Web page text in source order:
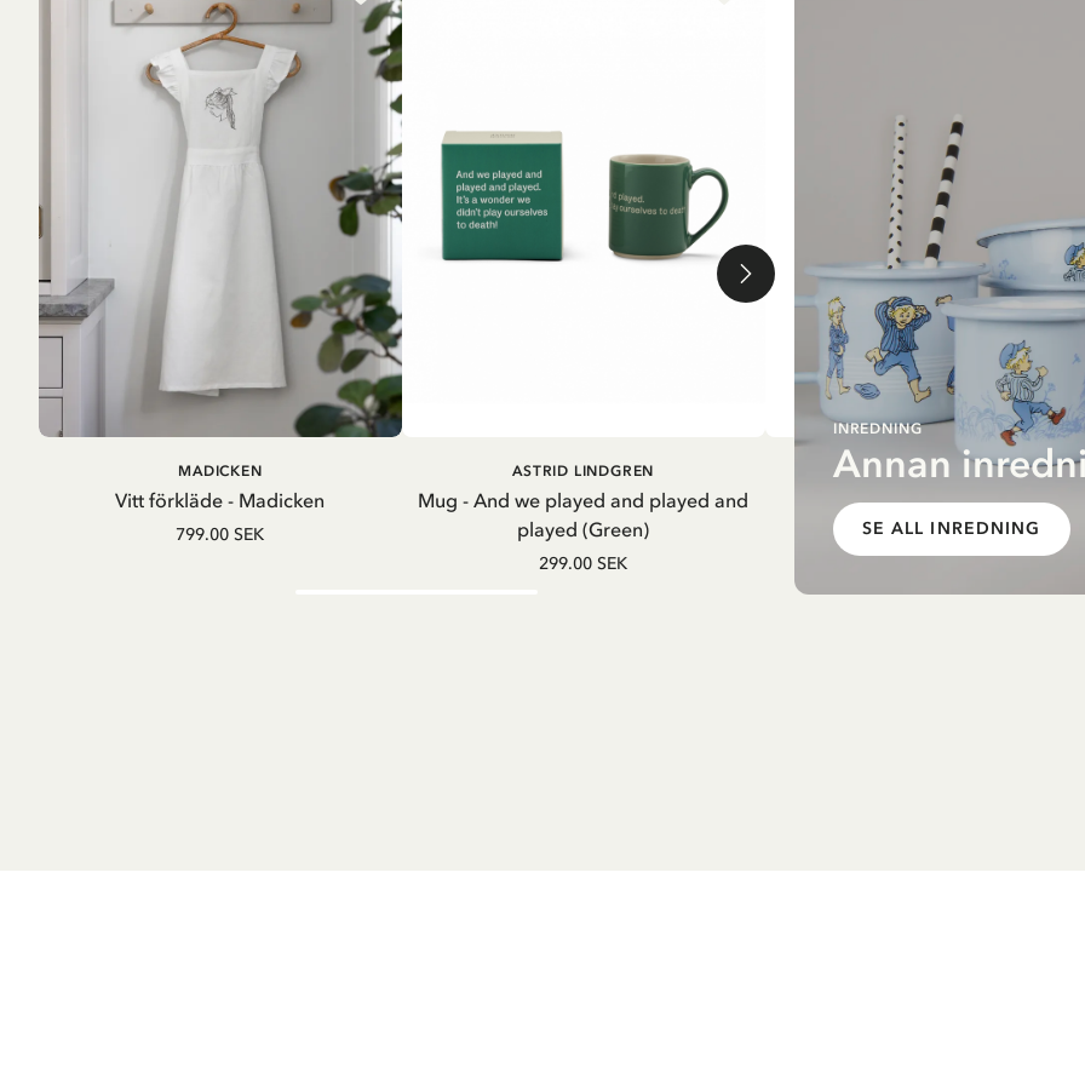
INREDNING
Annan
SE ALL INREDNING
LÄGG I VARUKORG
Vitt förkläde - Madicken
MADICKEN
799.00 SEK
LÄGG I VARUKORG
Mug - And we played and played and
played (Green)
ASTRID LINDGREN
299.00 SEK
LÄGG I VARUKORG
Termosflaska Pippi i nattsärk - Lila
PIPPI LÅNGSTRUMP
279.65 SEK329.00 SEK